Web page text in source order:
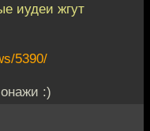
иудеи жгут
5390/
:)